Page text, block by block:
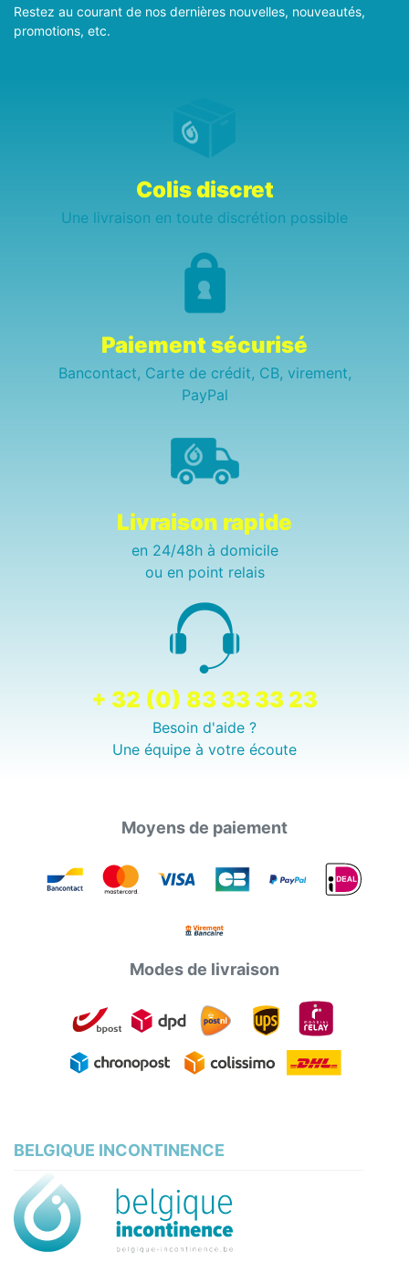
Restez au courant de nos dernières nouvelles, nouveautés,
promotions, etc.
Colis discret
Une livraison en toute discrétion possible
Paiement sécurisé
Bancontact, Carte de crédit, CB, virement,
PayPal
Livraison rapide
en 24/48h à domicile
ou en point relais
+ 32 (0) 83 33 33 23
Besoin d'aide ?
Une équipe à votre écoute
Moyens de paiement
Modes de livraison
BELGIQUE INCONTINENCE